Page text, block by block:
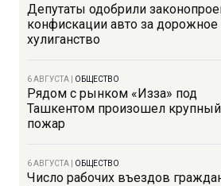
Депутаты одобрили
конфискации авто за дорожное
хулиганство
6 АВГУСТА ОБЩЕСТВО
Рядом с рынком «Изза» под
Ташкентом произошел крупный
пожар
6 АВГУСТА ОБЩЕСТВО
Число рабочих въездов